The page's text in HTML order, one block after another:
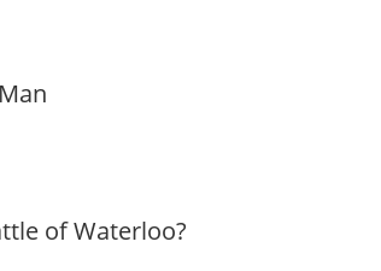
of Waterloo?